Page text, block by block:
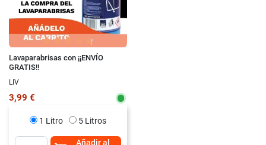
Lavaparabrisas con ¡¡ENVÍO
GRATIS!!
LIV
3,99 €
1 Litro 5 Litros
Añadir al